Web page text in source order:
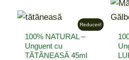
35,00 lei.
19,00 lei.
100% NATURAL –
Unguent cu
TĂTĂNEASĂ 45ml
Reduceri!